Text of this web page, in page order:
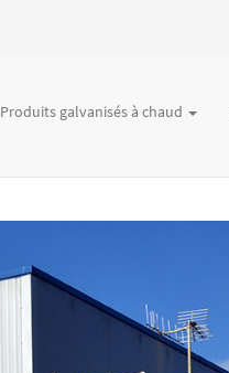
Produits galvanisés à chaud